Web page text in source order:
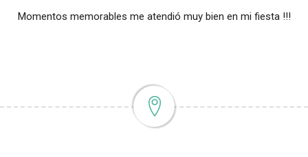
Momentos memorables me atendió muy bien en mi fiesta !!!